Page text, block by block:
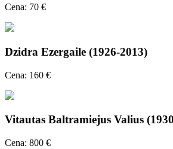
Cena: 70 €
Dzidra Ezergaile (1926-2013)
Cena: 160 €
Vitautas Baltramiejus Valius
Cena: 800 €